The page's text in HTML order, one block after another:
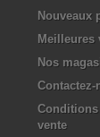
Nouveaux
Meilleures
Nos
Contactez-
Conditions
vente